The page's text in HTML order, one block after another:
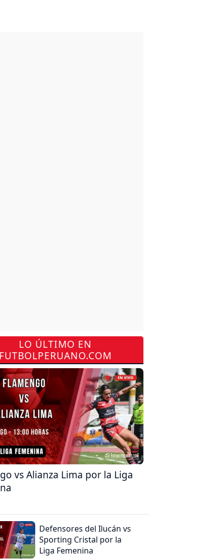
LO ÚLTIMO EN
FUTBOLPERUANO.COM
vs Alianza Lima por la Liga
Defensores del Ilucán vs
Sporting Cristal por la
Liga Femenina